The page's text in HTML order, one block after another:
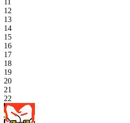
11
12
13
14
15
16
17
18
19
20
21
22